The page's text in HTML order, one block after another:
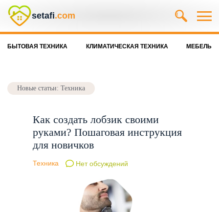
setafi.com
БЫТОВАЯ ТЕХНИКА КЛИМАТИЧЕСКАЯ ТЕХНИКА МЕБЕЛЬ
Новые статьи: Техника
Как создать лобзик своими
руками? Пошаговая инструкция
для новичков
Техника Нет обсуждений